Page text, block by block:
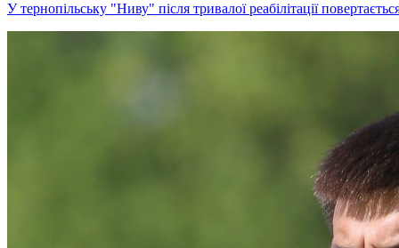
У тернопільську "Ниву" після тривалої реабілітації